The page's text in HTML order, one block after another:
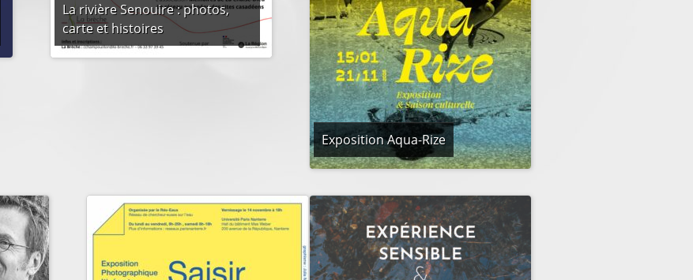
La rivière Senouire : photos,
carte et histoires
Exposition Aqua-Rize